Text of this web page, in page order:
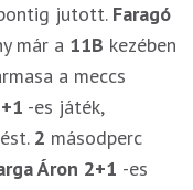
jutott. Faragó
már a 11B kezében
a meccs
-es játék,
2 másodperc
Áron 2+1 -es